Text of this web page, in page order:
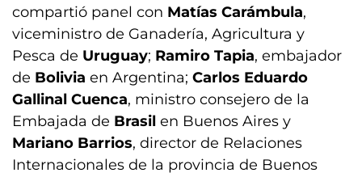
compartió panel con Matías Carámbula,
viceministro de Ganadería, Agricultura y
Pesca de Uruguay; Ramiro Tapia, embajador
de Bolivia en Argentina; Carlos Eduardo
Gallinal Cuenca, ministro consejero de la
Embajada de Brasil en Buenos Aires y
Mariano Barrios, director de Relaciones
Internacionales de la provincia de Buenos